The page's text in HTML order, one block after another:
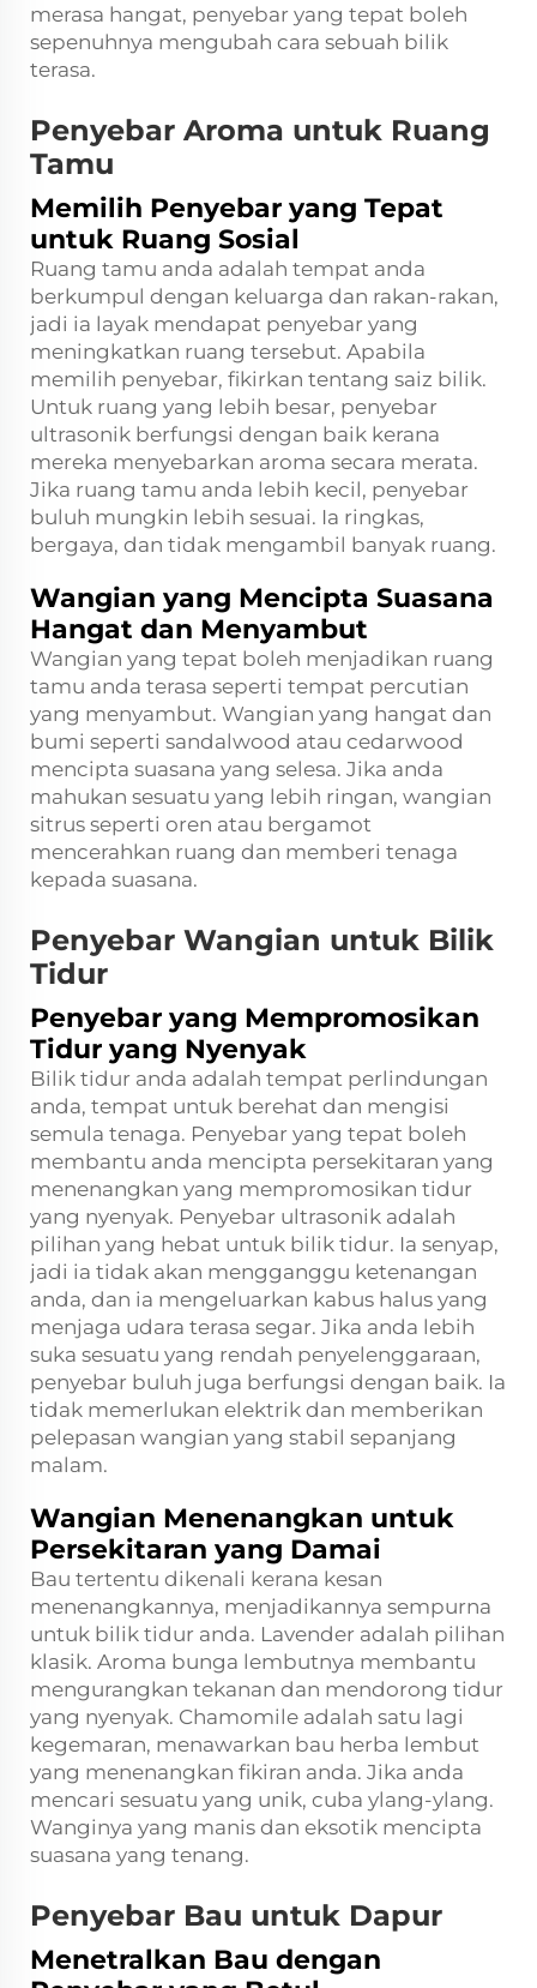
merasa hangat, penyebar yang tepat boleh
sepenuhnya mengubah cara sebuah bilik
terasa.
Penyebar Aroma untuk Ruang
Tamu
Memilih Penyebar yang Tepat
untuk Ruang Sosial
Ruang tamu anda adalah tempat anda
berkumpul dengan keluarga dan rakan-rakan,
jadi ia layak mendapat penyebar yang
meningkatkan ruang tersebut. Apabila
memilih penyebar, fikirkan tentang saiz bilik.
Untuk ruang yang lebih besar, penyebar
ultrasonik berfungsi dengan baik kerana
mereka menyebarkan aroma secara merata.
Jika ruang tamu anda lebih kecil, penyebar
buluh mungkin lebih sesuai. Ia ringkas,
bergaya, dan tidak mengambil banyak ruang.
Wangian yang Mencipta Suasana
Hangat dan Menyambut
Wangian yang tepat boleh menjadikan ruang
tamu anda terasa seperti tempat percutian
yang menyambut. Wangian yang hangat dan
bumi seperti sandalwood atau cedarwood
mencipta suasana yang selesa. Jika anda
mahukan sesuatu yang lebih ringan, wangian
sitrus seperti oren atau bergamot
mencerahkan ruang dan memberi tenaga
kepada suasana.
Penyebar Wangian untuk Bilik
Tidur
Penyebar yang Mempromosikan
Tidur yang Nyenyak
Bilik tidur anda adalah tempat perlindungan
anda, tempat untuk berehat dan mengisi
semula tenaga. Penyebar yang tepat boleh
membantu anda mencipta persekitaran yang
menenangkan yang mempromosikan tidur
yang nyenyak. Penyebar ultrasonik adalah
pilihan yang hebat untuk bilik tidur. Ia senyap,
jadi ia tidak akan mengganggu ketenangan
anda, dan ia mengeluarkan kabus halus yang
menjaga udara terasa segar. Jika anda lebih
suka sesuatu yang rendah penyelenggaraan,
penyebar buluh juga berfungsi dengan baik. Ia
tidak memerlukan elektrik dan memberikan
pelepasan wangian yang stabil sepanjang
malam.
Wangian Menenangkan untuk
Persekitaran yang Damai
Bau tertentu dikenali kerana kesan
menenangkannya, menjadikannya sempurna
untuk bilik tidur anda. Lavender adalah pilihan
klasik. Aroma bunga lembutnya membantu
mengurangkan tekanan dan mendorong tidur
yang nyenyak. Chamomile adalah satu lagi
kegemaran, menawarkan bau herba lembut
yang menenangkan fikiran anda. Jika anda
mencari sesuatu yang unik, cuba ylang-ylang.
Wanginya yang manis dan eksotik mencipta
suasana yang tenang.
Penyebar Bau untuk Dapur
Menetralkan Bau dengan